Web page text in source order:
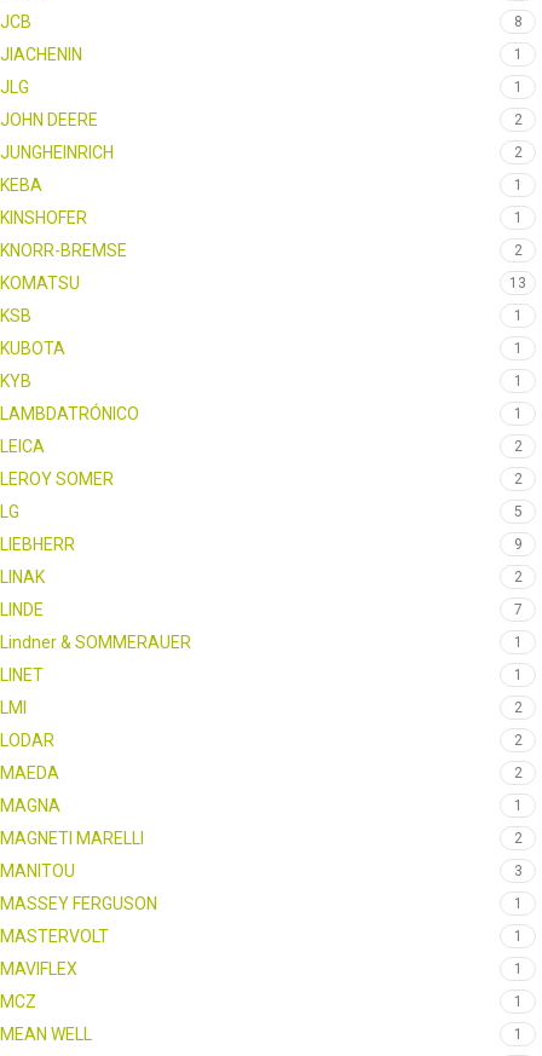
JCB 8
JIACHENIN 1
JLG 1
JOHN DEERE 2
JUNGHEINRICH 2
KEBA 1
KINSHOFER 1
KNORR-BREMSE 2
KOMATSU 13
KSB 1
KUBOTA 1
KYB 1
LAMBDATRÓNICO 1
LEICA 2
LEROY SOMER 2
LG 5
LIEBHERR 9
LINAK 2
LINDE 7
Lindner & SOMMERAUER 1
LINET 1
LMI 2
LODAR 2
MAEDA 2
MAGNA 1
MAGNETI MARELLI 2
MANITOU 3
MASSEY FERGUSON 1
MASTERVOLT 1
MAVIFLEX 1
MCZ 1
MEAN WELL 1